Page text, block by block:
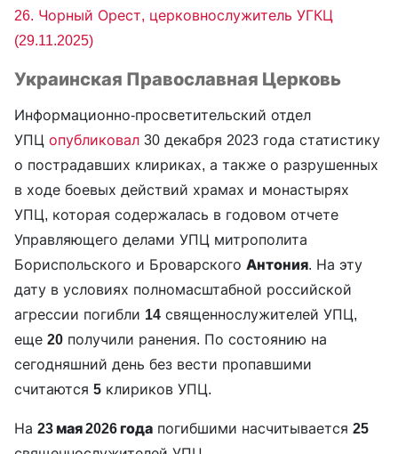
26. Чорный Орест, церковнослужитель УГКЦ
(29.11.2025)
Украинская Православная Церковь
Информационно-просветительский отдел
УПЦ опубликовал 30 декабря 2023 года статистику
о пострадавших клириках, а также о разрушенных
в ходе боевых действий храмах и монастырях
УПЦ, которая содержалась в годовом отчете
Управляющего делами УПЦ митрополита
Бориспольского и Броварского Антония. На эту
дату в условиях полномасштабной российской
агрессии погибли 14 священнослужителей УПЦ,
еще 20 получили ранения. По состоянию на
сегодняшний день без вести пропавшими
считаются 5 клириков УПЦ.
На 23 мая 2026 года погибшими насчитывается 25